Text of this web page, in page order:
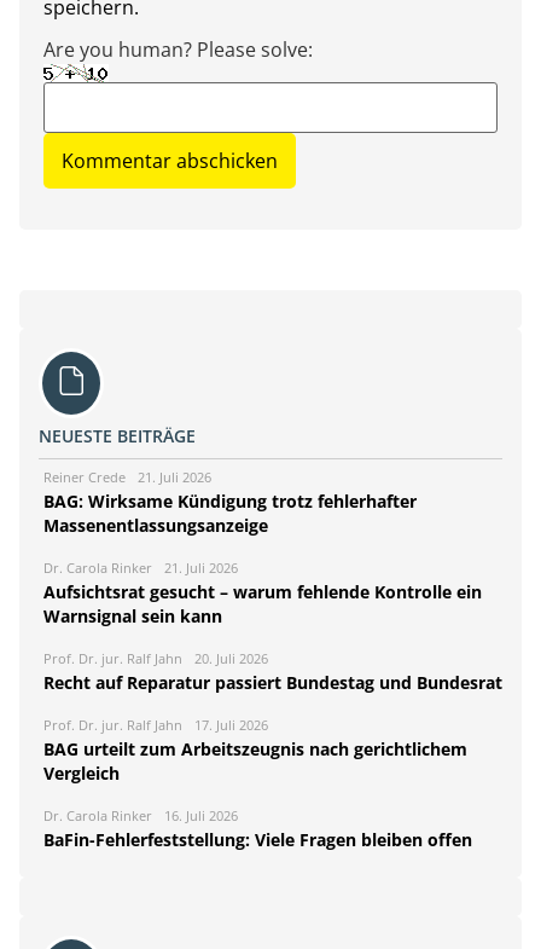
speichern.
Are you human? Please solve:
NEUESTE BEITRÄGE
Reiner Crede 21. Juli 2026
BAG: Wirksame Kündigung trotz fehlerhafter
Massenentlassungsanzeige
Dr. Carola Rinker 21. Juli 2026
Aufsichtsrat gesucht – warum fehlende Kontrolle ein
Warnsignal sein kann
Prof. Dr. jur. Ralf Jahn 20. Juli 2026
Recht auf Reparatur passiert Bundestag und Bundesrat
Prof. Dr. jur. Ralf Jahn 17. Juli 2026
BAG urteilt zum Arbeitszeugnis nach gerichtlichem
Vergleich
Dr. Carola Rinker 16. Juli 2026
BaFin-Fehlerfeststellung: Viele Fragen bleiben offen